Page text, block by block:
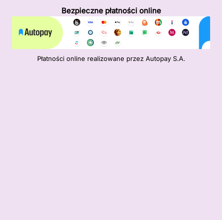
Bezpieczne płatności online
Płatności online realizowane przez Autopay S.A.